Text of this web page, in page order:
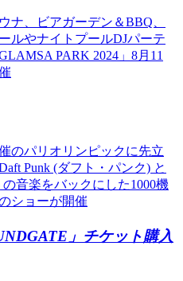
ナ、ビアガーデン＆BBQ、
ルやナイトプールDJパーテ
PARK 2024」8月11
のパリオリンピックに先立
Punk (ダフト・パンク) と
の音楽をバックにした1000機
ショーが開催
」チケット購入